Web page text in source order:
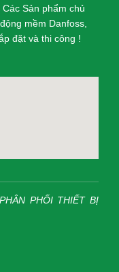
Sản phẩm chủ
mềm Danfoss,
đặt và thi công !
PHỐI THIẾT BỊ